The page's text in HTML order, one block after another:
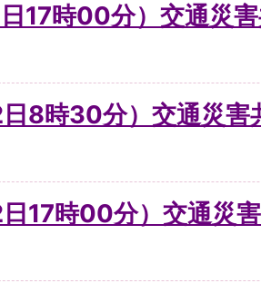
日17時00分）交通災
日8時30分）交通災
日17時00分）交通災